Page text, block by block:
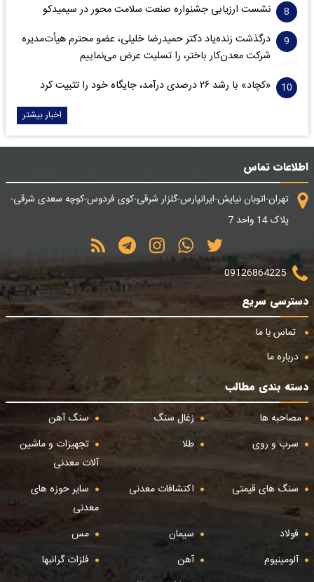
نشست ارزیابی جشنواره صنعت سلامت‌ محور در سیمیدکو
درگذشت زنده‌یاد دکتر حمیدرضا خلیلی، عضو محترم هیأت‌مدیره
شرکت معدن‌کار باختر، را تسلیت عرض می‌نماییم
«کچاد» با رشد ۲۶ درصدی درآمد، جایگاه خود را تثبیت کرد
اخبار بیشتر
اطلاعات تماس
تهران-اتوبان نیایش-ایرانپارس-گلزار شرقی-کوی فردوس-کوچه سعدی شرقی-
پلاک 14 واحد 7
09126864225
دسترسی سریع
تماس با ما
درباره ما
دسته بندی مطالب
مصاحبه ها
زغال سنگ
سنگ آهن
سرب و روی
طلا
تجهیزات و ماشین
آلات معدنی
سنگ های قیمتی
اکتشافات معدنی
سایر حوزه های
معدنی
فولاد
سیمان
مس
آلومینیوم
آهن
فلزات گرانبها